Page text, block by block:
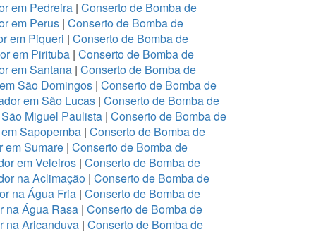
em Pedreira| Conserto de Bomba de
em Perus| Conserto de Bomba de
em Piqueri | Conserto de Bomba de
em Pirituba | Conserto de Bomba de
em Santana| Conserto de Bomba de
São Domingos| Conserto de Bomba de
em São Lucas| Conserto de Bomba de
Miguel Paulista | Conserto de Bomba de
Sapopemba | Conserto de Bomba de
em Sumare | Conserto de Bomba de
em Veleiros| Conserto de Bomba de
na Aclimação| Conserto de Bomba de
na Água Fria | Conserto de Bomba de
na Água Rasa | Conserto de Bomba de
na Aricanduva| Conserto de Bomba de